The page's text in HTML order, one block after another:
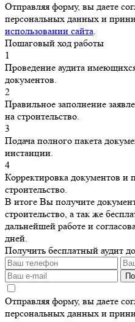
Отправляя форму, вы даете
персональных данных и
использовании сайта
Пошаговый ход работы
1
Проведение аудита
документов.
2
Правильное заполнение
на строительство.
3
Подача полного пакета
инстанции.
4
Корректировка документов и
строительство.
В итоге Вы получите
строительство, а так же
дальнейшей работе и
дней.
Получить бесплатный аудит
Отправляя форму, вы даете
персональных данных и